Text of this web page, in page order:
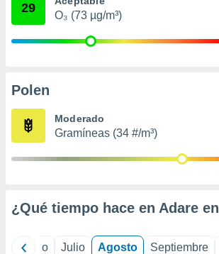
publicidad
de
1199
29
O₃ (73 µg/m³)
Polen
Moderado
Gramíneas (34 #/m³)
¿Qué tiempo hace en Adare en
Junio Julio Agosto Septiembre